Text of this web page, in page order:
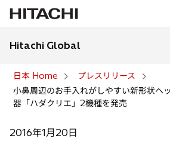
Hitachi Global
日本 Home
プレスリリース
小鼻周辺のお手入れがしやすい新形状ヘ
器「ハダクリエ」2機種を発売
2016年1月20日